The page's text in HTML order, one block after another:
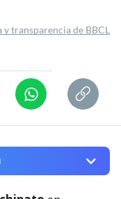
y transparencia de BBCL